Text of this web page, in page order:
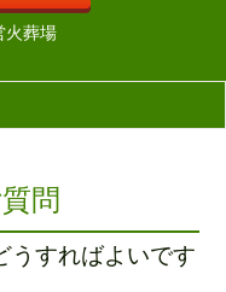
火葬場
問
うすればよいです